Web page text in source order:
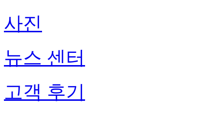
사진
뉴스 센터
고객 후기